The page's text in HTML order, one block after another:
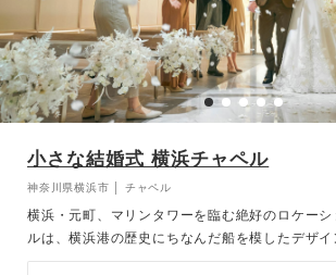
小さな結婚式 横浜チャペル
神奈川県横浜市 │ チャペル
横浜・元町、マリンタワーを臨む絶好のロケー
ルは、横浜港の歴史にちなんだ船を模したデザ
は船の構造に着目し、丸みをもたすことで光で